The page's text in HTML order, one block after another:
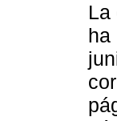
La
ha